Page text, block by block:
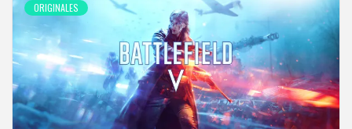
ORIGINALES